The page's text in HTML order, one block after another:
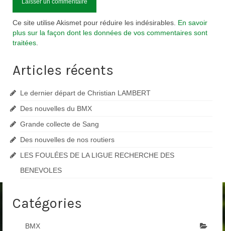
Ce site utilise Akismet pour réduire les indésirables. En savoir
plus sur la façon dont les données de vos commentaires sont
traitées
Articles récents
Le dernier départ de Christian LAMBERT
Des nouvelles du BMX
Grande collecte de Sang
Des nouvelles de nos routiers
LES FOULÉES DE LA LIGUE RECHERCHE DES
BENEVOLES
Catégories
BMX